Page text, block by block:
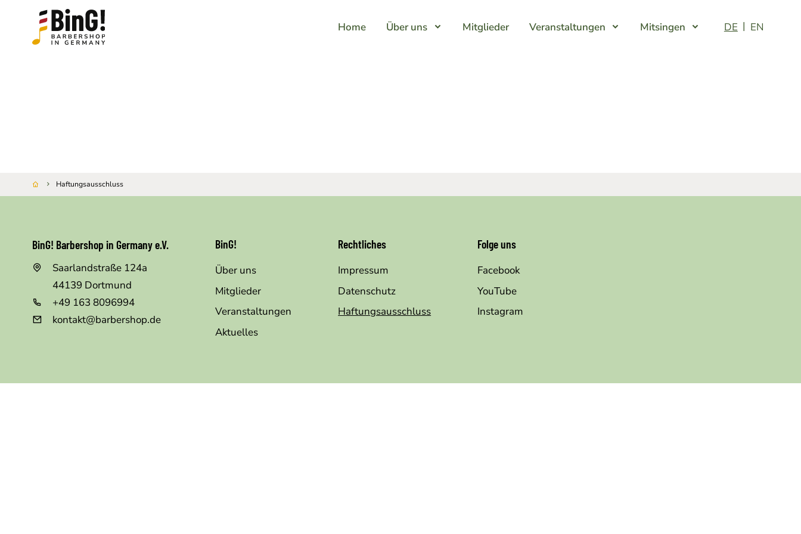
Home Über uns Mitglieder Veranstaltungen Mitsingen DE EN
Haftungsausschluss
BinG! Barbershop in Germany e.V.
Saarlandstraße 124a
44139 Dortmund
+49 163 8096994
kontakt@barbershop.de
BinG!
Über uns
Mitglieder
Veranstaltungen
Aktuelles
Rechtliches
Impressum
Datenschutz
Haftungsausschluss
Folge uns
Facebook
YouTube
Instagram